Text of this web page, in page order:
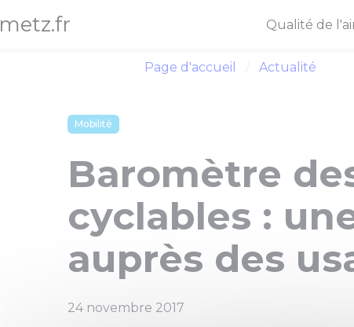
metz.fr Qualité de
Page d'accueil Actualité
Mobilité
Baromètre
cyclables :
auprès des
24 novembre 2017